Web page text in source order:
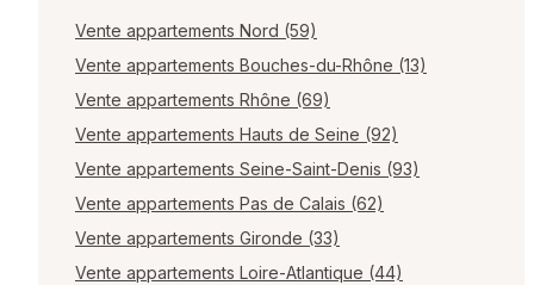
Vente appartements Nord (59)
Vente appartements Bouches-du-Rhône (13)
Vente appartements Rhône (69)
Vente appartements Hauts de Seine (92)
Vente appartements Seine-Saint-Denis (93)
Vente appartements Pas de Calais (62)
Vente appartements Gironde (33)
Vente appartements Loire-Atlantique (44)